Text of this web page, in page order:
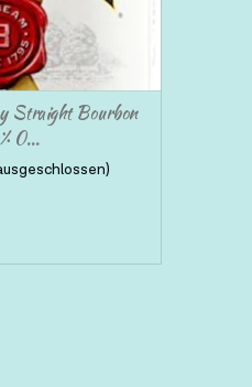
Straight Bourbon
0...